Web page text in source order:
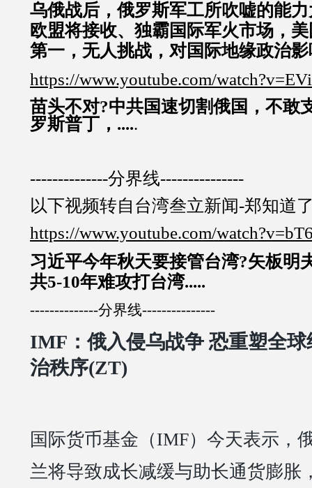
乌俄战后，俄罗斯军工所吹嘘的能
欧盟将接收、独霸国际军火市场，
第一，无人挑战，对国际地缘政治影
https://www.youtube.com/
苗头不对?中共国速切割俄国，不敢
罗斯普丁，.....
--------------分界线---------------
以下视频转自台湾叁立新闻-郑知道
https://www.youtube.com/
习近平今年秋天要接管台湾?矢板明
共5-10年难攻打台湾.....
--------------分界线---------------
IMF：俄入侵乌战争 恐重塑全
治秩序(ZT)
国际货币基金（IMF）今天表示，
兰将导致成长减缓与助长通货膨胀